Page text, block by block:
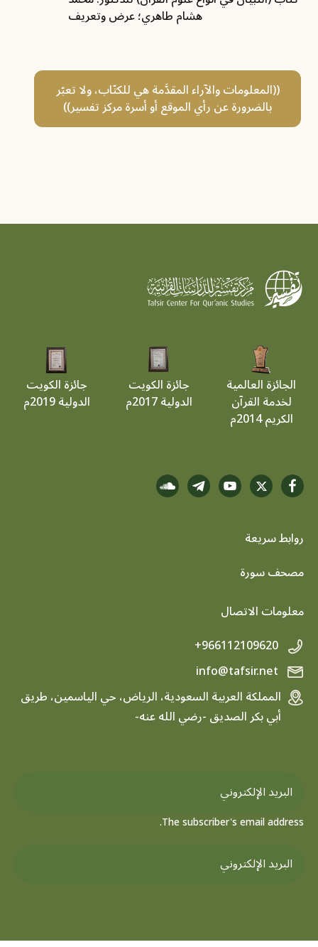
هشام طاهري؛ عرض وتعريف
((المعلومات والآراء المقدَّمة هي للكتّاب، ولا تعبّر
بالضرورة عن رأي الموقع أو أسرة مركز تفسير))
الجائزة العالمية
لخدمة القرآن
الكريم 2014م
جائزة الكويت
الدولية 2017م
جائزة الكويت
الدولية 2019م
روابط سريعة
footer menu
مصحف سورة
معلومات الاتصال
+966112109620
المملكة العربية السعودية، الرياض، حي الياسمين، طريق
أبي بكر الصديق -رضي الله عنه-
The subscriber's email address.